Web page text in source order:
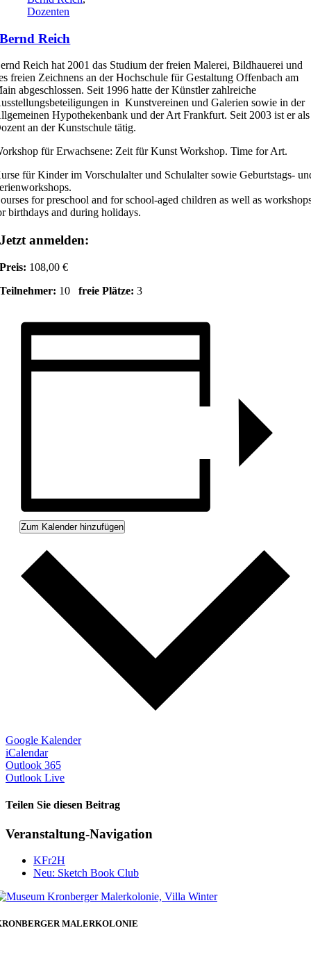
Dozenten
Bernd Reich
Reich hat 2001 das Studium der freien Malerei, Bildhauerei und
freien Zeichnens an der Hochschule für Gestaltung Offenbach am
abgeschlossen. Seit 1996 hatte der Künstler zahlreiche
in Kunstvereinen und Galerien sowie in der
Hypothekenbank und der Art Frankfurt. Seit 2003 ist er als
an der Kunstschule tätig.
für Erwachsene: Zeit für Kunst Workshop. Time for Art.
für Kinder im Vorschulalter und Schulalter sowie Geburtstags-
for preschool and for school-aged children as well as
birthdays and during holidays.
Jetzt anmelden:
Preis: 108,00 €
Teilnehmer: 10freie Plätze: 3
Zum Kalender hinzufügen
Google Kalender
iCalendar
Outlook 365
Outlook Live
Teilen Sie diesen Beitrag
Facebook
Veranstaltung-Navigation
KFr2H
Neu: Sketch Book Club
MALERKOLONIE